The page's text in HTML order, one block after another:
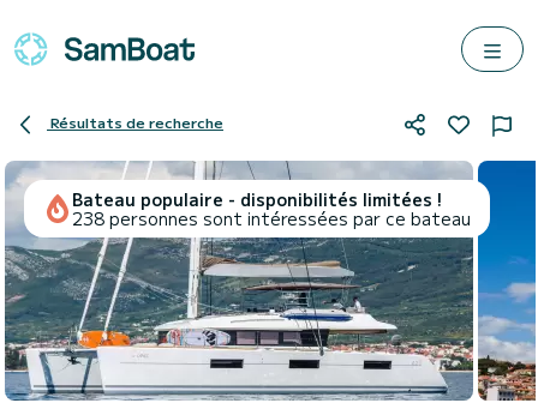
Résultats de recherche
Bateau populaire - disponibilités limitées !
238 personnes sont intéressées par ce bateau